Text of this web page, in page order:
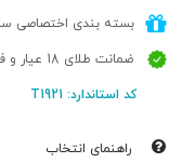
بسته بندی اختصاصی
ضمانت طلای 18 عیار و فاکتور رسمی
کد استاندارد: T1921
راهنمای انتخاب